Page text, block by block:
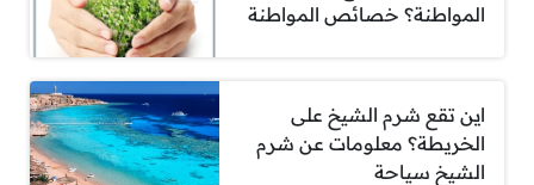
المواطنة؟ خصائص المواطنة
اين تقع شرم الشيخ على
الخريطة؟ معلومات عن شرم
الشيخ سياحة